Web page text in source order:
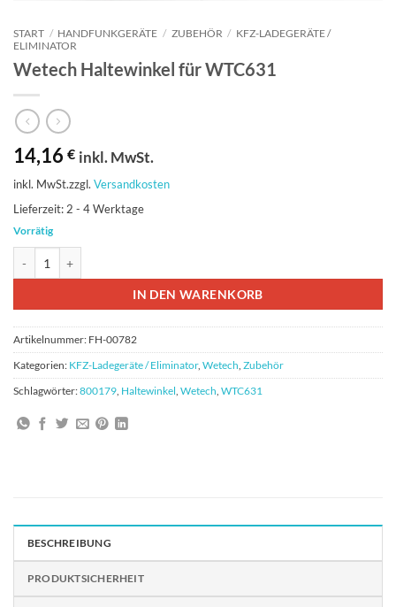
START / HANDFUNKGERÄTE / ZUBEHÖR / KFZ-LADEGERÄT​​E /
ELIMINATOR
Wetech Haltewinkel für WTC631
14,16 € inkl. MwSt.
inkl. MwSt.zzgl. Versandkosten
Lieferzeit: 2 - 4 Werktage
Vorrätig
IN DEN WARENKORB
Artikelnummer: FH-00782
Kategorien: KFZ-Ladegerät​​e / Eliminator, Wetech Zubehör
Schlagwörter:800179 Haltewinkel Wetech WTC631
BESCHREIBUNG
PRODUKTSICHERHEIT